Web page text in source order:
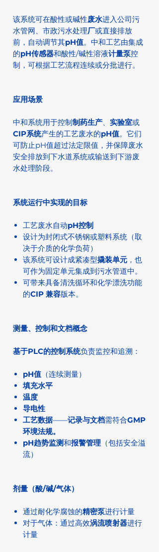
该系统可在酸性或碱性废水进入公司污
水管网、市政污水处理厂或直接排放
前，自动调节其pH值。中和工艺由集成
的pH传感器和酸性/碱性溶液计量泵控
制，可根据工艺流程连续或分批进行。
应用场景
中和系统用于控制制药生产、 实验室或
CIP系统产生的工艺废水的pH值。它们
可防止pH值超过法定限值，并保障废水
安全排放到下水道系统或输送到下游废
水处理阶段。
系统运行中实现的目标
工艺废水自动pH控制
设计为封闭式不锈钢或塑料系统（取
决于介质的化学负荷）
该系统可设计成紧凑型撬装单元 ，也
可作为固定单元集成到污水管道中。
可带来具备清洗循环和化学漂洗功能
的CIP 兼容版本。
测量、控制和文档概念
基于PLC的控制系统负责监控和追溯：
pH值 （连续测量）
填充水平
温度
导电性
工艺数据——记录与文档需符合GMP
环境法规。
pH趋势监测和报警管理 （包括安全溢
流）
剂量（酸/碱/气体）
通过耐化学腐蚀的精密泵进行计量
对于气体：通过高效涡流喷射器进行
计量